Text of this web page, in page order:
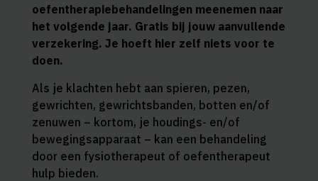
oefentherapiebehandelingen meenemen naar
het volgende jaar. Gratis bij jouw aanvullende
verzekering. Je hoeft hier zelf niets voor te
doen.
Als je klachten hebt aan spieren, pezen,
gewrichten, gewrichtsbanden, botten en/of
zenuwen – kortom, je houdings- en/of
bewegingsapparaat – kan een behandeling
door een fysiotherapeut of oefentherapeut
hulp bieden.